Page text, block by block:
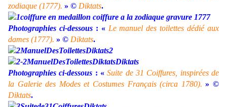
zodiaque (1777). » © Diktats.
Photographies ci-dessous: « Le manuel des toilettes dédié aux
dames (1777). » © Diktats.
Photographies ci-dessous : «Suite de 31 Coiffures, inspirées de
la Galerie des Modes et Costumes Français (circa 1780). » ©
Diktats.